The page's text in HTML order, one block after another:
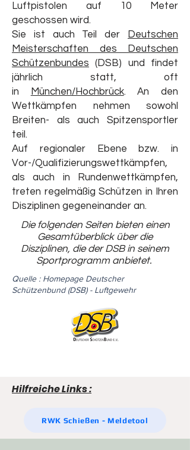
Luftpistolen auf 10 Meter
geschossen wird.
Sie ist auch Teil der
Deutschen
Meisterschaften des Deutschen
Schützenbundes (DSB) und findet
jährlich statt, oft
in
München/Hochbrück. An den
Wettkämpfen nehmen sowohl
Breiten- als auch Spitzensportler
teil.
Auf regionaler Ebene bzw. in
Vor-/Qualifizierungswettkämpfen,
als auch in Rundenwettkämpfen,
treten regelmäßig Schützen in Ihren
Disziplinen gegeneinander an.
Die folgenden Seiten bieten einen
Gesamtüberblick über die
Disziplinen, die der DSB in seinem
Sportprogramm anbietet.
Quelle : Homepage Deutscher
Schützenbund (DSB) - Luftgewehr
Hilfreiche Links :
RWK Schießen - Meldetool